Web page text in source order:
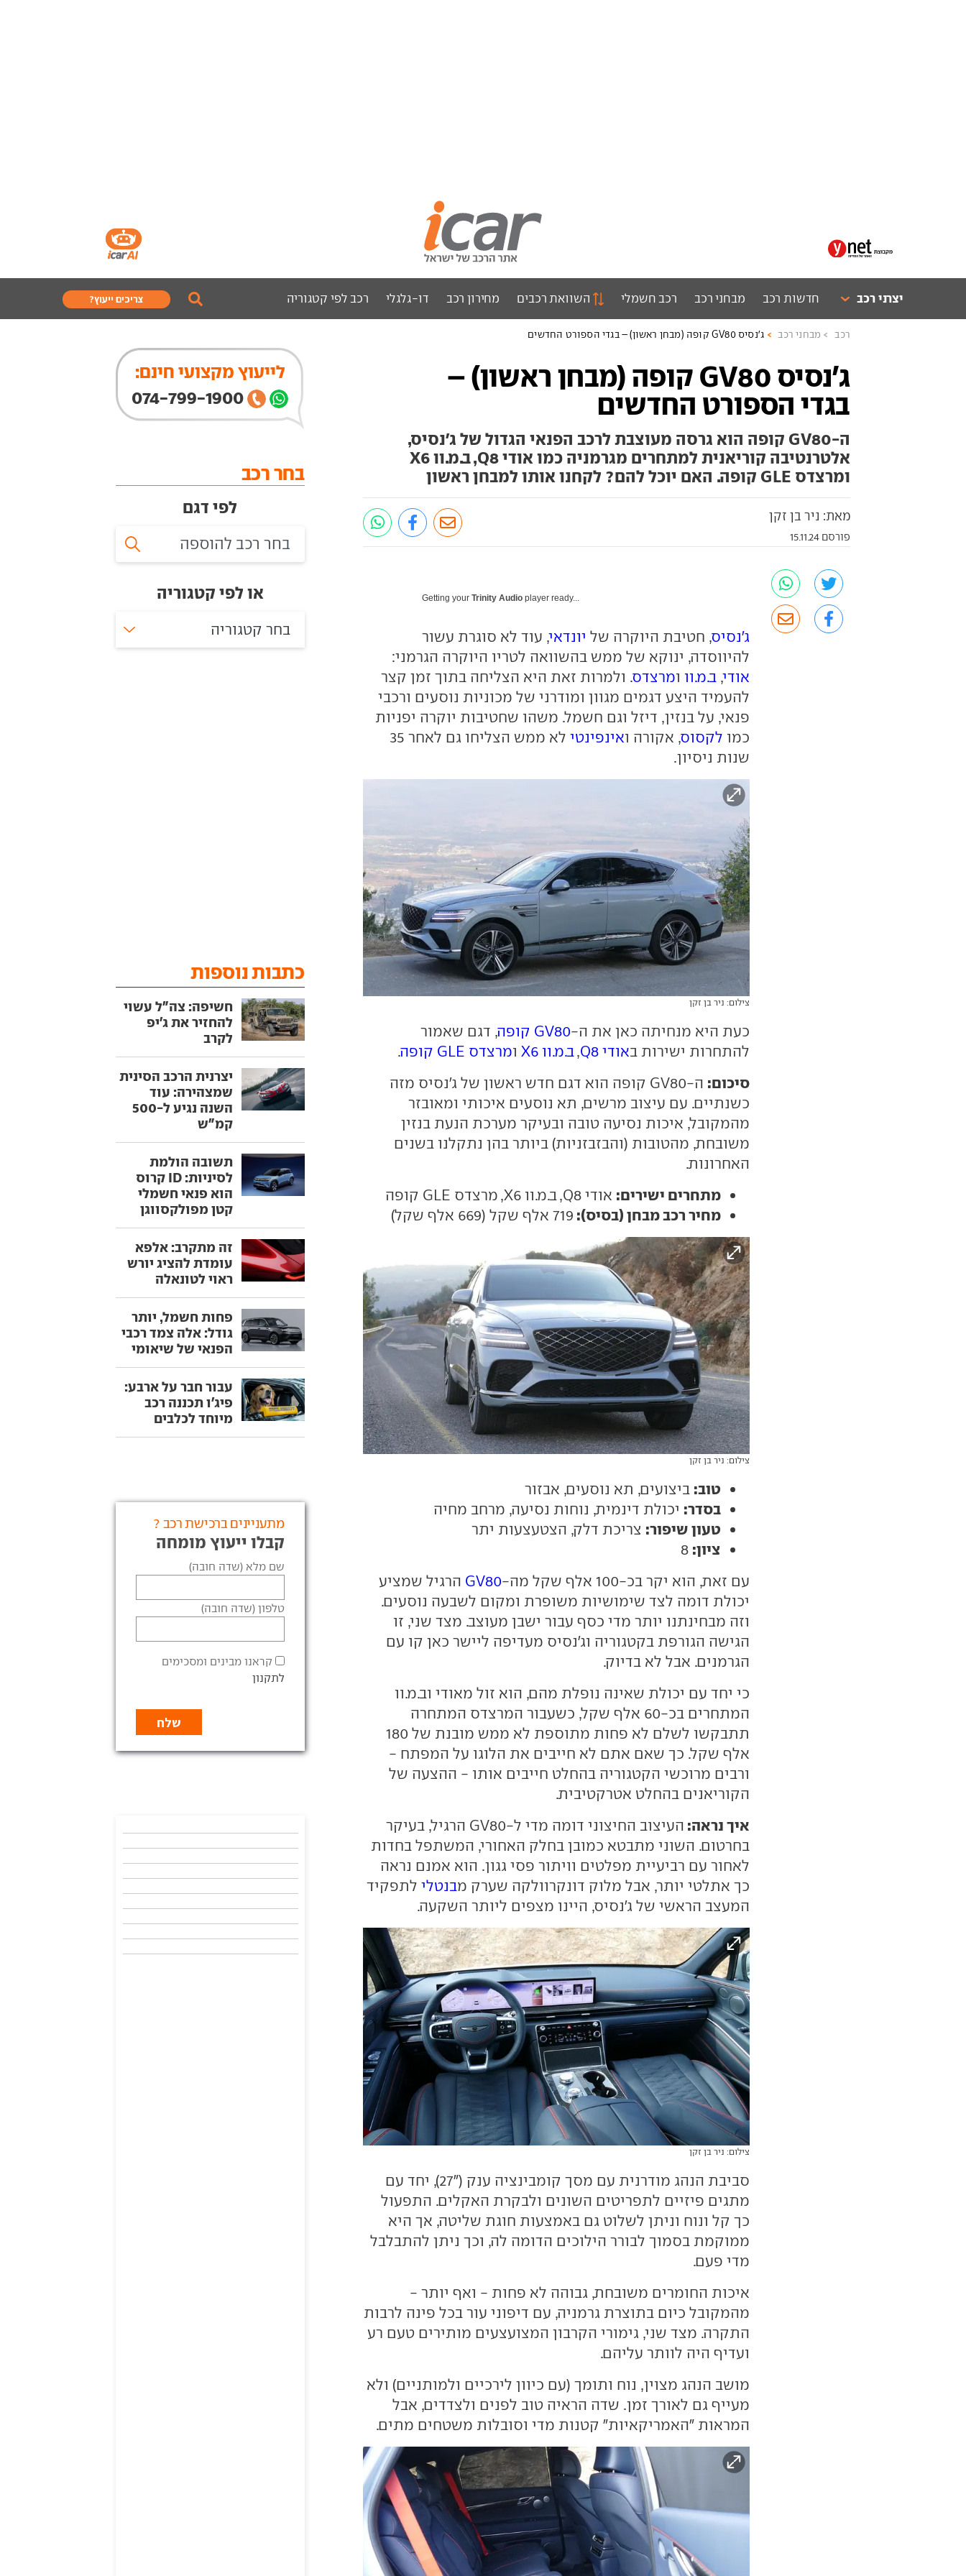
יצרני רכב חדשות רכב מבחני רכב רכב חשמלי השוואת רכבים מחירון רכב דו-גלגלי רכב לפי קטגוריה צריכים ייעוץ?
רכב מבחני רכב ג'נסיס GV80 קופה (מבחן ראשון) – בגדי הספורט החדשים
ג'נסיס GV80 קופה (מבחן ראשון) –
בגדי הספורט החדשים
ה-GV80 קופה הוא גרסה מעוצבת לרכב הפנאי הגדול של ג'נסיס,
אלטרנטיבה קוריאנית למתחרים מגרמניה כמו אודי Q8, ב.מ.וו X6
ומרצדס GLE קופה. האם יוכל להם? לקחנו אותו למבחן ראשון
מאת: ניר בן זקן
פורסם 15.11.24
Getting yourTrinity Audio player ready...
ג'נסיס, חטיבת היוקרה של יונדאי, עוד לא סוגרת עשור
להיווסדה, ינוקא של ממש בהשוואה לטריו היוקרה הגרמני:
אודי, ב.מ.וו ומרצדס. ולמרות זאת היא הצליחה בתוך זמן קצר
להעמיד היצע דגמים מגוון ומודרני של מכוניות נוסעים ורכבי
פנאי, על בנזין, דיזל וגם חשמל. משהו שחטיבות יוקרה יפניות
כמו לקסוס, אקורה ואינפינטי
לא ממש הצליחו גם לאחר 35
שנות ניסיון.
צילום: ניר בן זקן
כעת היא מנחיתה כאן את ה-GV80 קופה
, דגם שאמור
להתחרות ישירות באודי Q8 ,ב.מ.וו X6 ומרצדס GLE קופה .
סיכום:
ה-GV80 קופה הוא דגם חדש ראשון של ג'נסיס מזה
כשנתיים. עם עיצוב מרשים, תא נוסעים איכותי ומאובזר
מהמקובל, איכות נסיעה טובה ובעיקר מערכת הנעת בנזין
משובחת, מהטובות (והבזבזניות) ביותר בהן נתקלנו בשנים
האחרונות.
מתחרים ישירים: אודי Q8, ב.מ.וו X6, מרצדס GLE קופה
מחיר רכב מבחן (בסיס): 719 אלף שקל (669 אלף שקל)
צילום: ניר בן זקן
טוב: ביצועים, תא נוסעים, אבזור
בסדר: יכולת דינמית, נוחות נסיעה, מרחב מחיה
טעון שיפור: צריכת דלק, הצטעצעות יתר
ציון:
עם זאת, הוא יקר בכ-100 אלף שקל מה-
GV80 הרגיל שמציע
יכולת דומה לצד שימושיות משופרת ומקום לשבעה נוסעים.
וזה מבחינתנו יותר מדי כסף עבור ישבן מעוצב. מצד שני, זו
הגישה הגורפת בקטגוריה וג'נסיס מעדיפה ליישר כאן קו עם
הגרמנים. אבל לא בדיוק.
כי יחד עם יכולת שאינה נופלת מהם, הוא זול מאודי וב.מ.וו
המתחרים בכ-60 אלף שקל, כשעבור המרצדס המתחרה
תתבקשו לשלם לא פחות מתוספת לא ממש מובנת של 180
אלף שקל. כך שאם אתם לא חייבים את הלוגו על המפתח -
ורבים מרוכשי הקטגוריה בהחלט חייבים אותו - ההצעה של
הקוריאנים בהחלט אטרקטיבית.
איך נראה:
העיצוב החיצוני דומה מדי ל-GV80 הרגיל, בעיקר
בחרטום. השוני מתבטא כמובן בחלק האחורי, המשתפל בחדות
לאחור עם רביעיית מפלטים וויתור פסי גגון. הוא אמנם נראה
כך אתלטי יותר, אבל מלוק דונקרוולקה שערק מבנטלי לתפקיד
המעצב הראשי של ג'נסיס, היינו מצפים ליותר השקעה.
צילום: ניר בן זקן
סביבת הנהג מודרנית עם מסך קומבינציה ענק ("27), יחד עם
מתגים פיזיים לתפריטים השונים ולבקרת האקלים. התפעול
כך קל ונוח וניתן לשלוט גם באמצעות חוגת שליטה, אך היא
ממוקמת בסמוך לבורר הילוכים הדומה לה, וכך ניתן להתבלבל
מדי פעם.
איכות החומרים משובחת, גבוהה לא פחות - ואף יותר -
מהמקובל כיום בתוצרת גרמניה, עם דיפוני עור בכל פינה לרבות
התקרה. מצד שני, גימורי הקרבון המצועצעים מותירים טעם רע
ועדיף היה לוותר עליהם.
מושב הנהג מצוין, נוח ותומך (עם כיוון לירכיים ולמותניים) ולא
מעייף גם לאורך זמן. שדה הראיה טוב לפנים ולצדדים, אבל
המראות "האמריקאיות" קטנות מדי וסובלות משטחים מתים.
לייעוץ מקצועי חינם:
074-799-1900
בחר רכב
לפי דגם
או לפי קטגוריה
בחר קטגוריה
כתבות נוספות
חשיפה: צה"ל עשוי
להחזיר את ג'יפ
לקרב
יצרנית הרכב הסינית
שמצהירה: עוד
השנה נגיע ל-500
קמ"ש
תשובה הולמת
לסיניות: ID קרוס
הוא פנאי חשמלי
קטן מפולקסווגן
זה מתקרב: אלפא
עומדת להציג יורש
ראוי לטונאלה
פחות חשמל, יותר
גודל: אלה צמד רכבי
הפנאי של שיאומי
עבור חבר על ארבע:
פיג'ו תכננה רכב
מיוחד לכלבים
מתעניינים ברכישת רכב ?
קבלו ייעוץ מומחה
שם מלא (שדה חובה)
טלפון (שדה חובה)
קראנו מבינים ומסכימים
לתקנון